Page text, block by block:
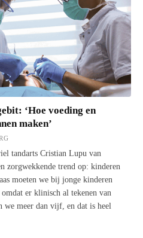
‘Hoe voeding en
maken’
tandarts Cristian Lupu van
zorgwekkende trend op: kinderen
moeten we bij jonge kinderen
er klinisch al tekenen van
we meer dan vijf, en dat is heel